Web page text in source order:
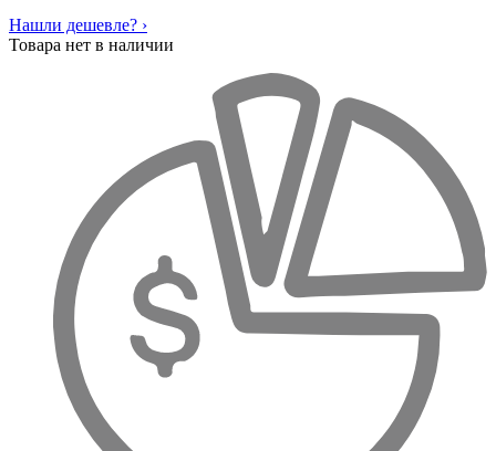
Нашли дешевле? ›
Товара нет в наличии